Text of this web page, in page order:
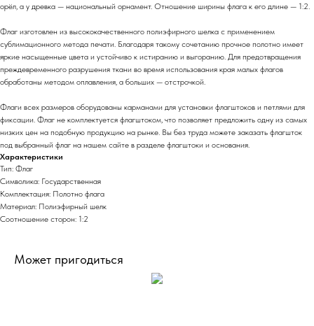
орёл, а у древка — национальный орнамент. Отношение ширины флага к его длине — 1:2.
Флаг изготовлен из высококачественного полиэфирного шелка с применением
сублимационного метода печати. Благодаря такому сочетанию прочное полотно имеет
яркие насыщенные цвета и устойчиво к истиранию и выгоранию. Для предотвращения
преждевременного разрушения ткани во время использования края малых флагов
обработаны методом оплавления, а больших — отстрочкой.
Флаги всех размеров оборудованы карманами для установки флагштоков и петлями для
фиксации. Флаг не комплектуется флагштоком, что позволяет предложить одну из самых
низких цен на подобную продукцию на рынке. Вы без труда можете заказать флагшток
под выбранный флаг на нашем сайте в разделе флагштоки и основания.
Характеристики
Тип: Флаг
Символика: Государственная
Комплектация: Полотно флага
Материал: Полиэфирный шелк
Соотношение сторон: 1:2
Может пригодиться